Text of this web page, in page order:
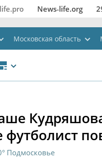
News‑life.org
Московская область
футболист
Подмосковье